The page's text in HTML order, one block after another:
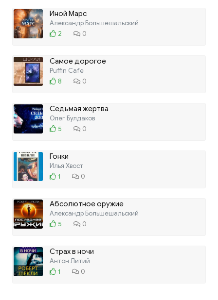
Иной Марс
Александр Большешальский
2
0
Самое дорогое
Puffin Cafe
8
0
Седьмая жертва
Олег Булдаков
5
0
Гонки
Илья Хвост
1
0
Абсолютное оружие
Александр Большешальский
5
0
Страх в ночи
Антон Литий
1
0